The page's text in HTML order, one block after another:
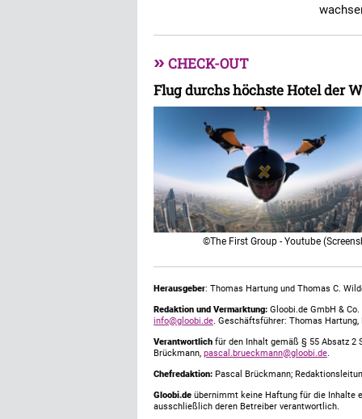
» CHECK-OUT
Flug durchs höchste Hotel der
©The First Group - Youtube
Herausgeber: Thomas Hartung und Thomas C.
Redaktion und Vermarktung: Gloobi.de GmbH &
info@gloobi.de. Geschäftsführer: Thomas
Verantwortlich für den Inhalt gemäß § 55 Absatz 2
Brückmann, pascal.brueckmann@gloobi.de.
Chefredaktion: Pascal Brückmann;
Gloobi.de übernimmt keine Haftung für die Inhalte
ausschließlich deren Betreiber verantwortlich.